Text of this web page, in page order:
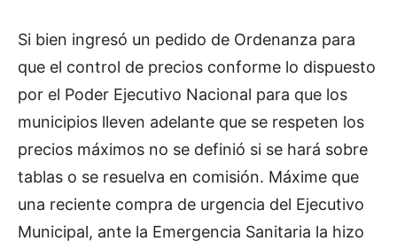
Si bien ingresó un pedido de Ordenanza para
que el control de precios conforme lo dispuesto
por el Poder Ejecutivo Nacional para que los
municipios lleven adelante que se respeten los
precios máximos no se definió si se hará sobre
tablas o se resuelva en comisión. Máxime que
una reciente compra de urgencia del Ejecutivo
Municipal, ante la Emergencia Sanitaria la hizo